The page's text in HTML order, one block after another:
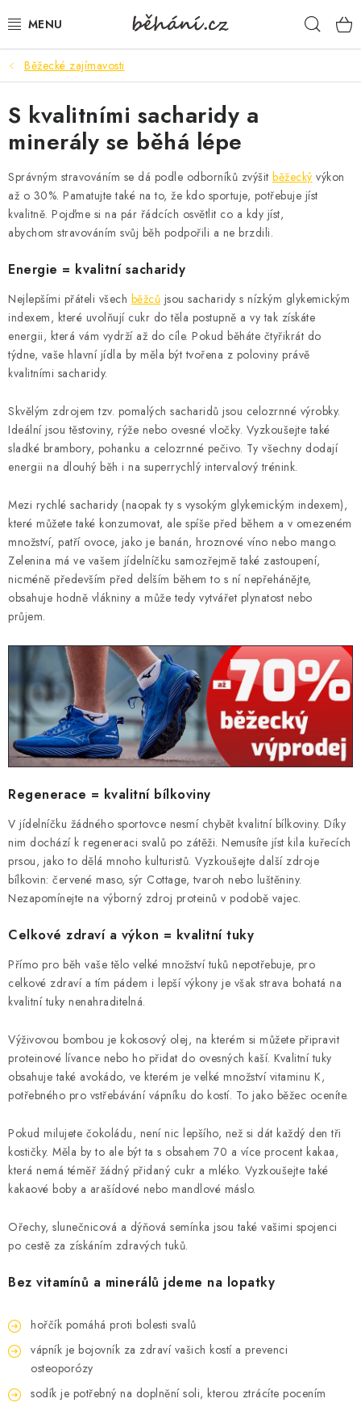
na
BOTY PÁNSKÉ
BOTY DÁMSKÉ
PÁNSKÉ OBLEČENÍ
DÁMSKÉ OBLEČENÍ
DOPLŇKY
DÁRKOVÉ POUKAZY
VELIKOSTNÍ TABULKY
KONTAKT
BOTY DĚTSKÉ
OBLEČENÍ
SPORTY
MEGA SLEVY
NOVINKY
NOVINKY MIZUNO
NOVINKY INOV-8
OBLÍBENÉ DROBNOSTI
Ceník dopravy
Moje objednávka
Jak vyměnit nebo vrátit zboží
Jak reklamovat
Obchodní podmínky
Velikostní tabulky
Ochrana osobních údajů
Zásady používání souborů cookies
Kontakt
Běžecké zajímavosti
S kvalitními sacharidy a
minerály se běhá lépe
Správným stravováním se dá podle odborníků zvýšit běžecký výkon
až o 30%. Pamatujte také na to, že kdo sportuje, potřebuje jíst
kvalitně. Pojďme si na pár řádcích osvětlit co a kdy jíst,
abychom stravováním svůj běh podpořili a ne brzdili.
Energie = kvalitní sacharidy
Nejlepšími přáteli všech běžců jsou sacharidy s nízkým glykemickým
indexem, které uvolňují cukr do těla postupně a vy tak získáte
energii, která vám vydrží až do cíle. Pokud běháte čtyřikrát do
týdne, vaše hlavní jídla by měla být tvořena z poloviny právě
kvalitními sacharidy.
Skvělým zdrojem tzv. pomalých sacharidů jsou celozrnné výrobky.
Ideální jsou těstoviny, rýže nebo ovesné vločky. Vyzkoušejte také
sladké brambory, pohanku a celozrnné pečivo. Ty všechny dodají
energii na dlouhý běh i na superrychlý intervalový trénink.
Mezi rychlé sacharidy (naopak ty s vysokým glykemickým indexem),
které můžete také konzumovat, ale spíše před během a v omezeném
množství, patří ovoce, jako je banán, hroznové víno nebo mango.
Zelenina má ve vašem jídelníčku samozřejmě také zastoupení,
nicméně především před delším během to s ní nepřehánějte,
obsahuje hodně vlákniny a může tedy vytvářet plynatost nebo
průjem.
Regenerace = kvalitní bílkoviny
V jídelníčku žádného sportovce nesmí chybět kvalitní bílkoviny. Díky
nim dochází k regeneraci svalů po zátěži. Nemusíte jíst kila kuřecích
prsou, jako to dělá mnoho kulturistů. Vyzkoušejte další zdroje
bílkovin: červené maso, sýr Cottage, tvaroh nebo luštěniny.
Nezapomínejte na výborný zdroj proteinů v podobě vajec.
Celkové zdraví a výkon = kvalitní tuky
Přímo pro běh vaše tělo velké množství tuků nepotřebuje, pro
celkové zdraví a tím pádem i lepší výkony je však strava bohatá na
kvalitní tuky nenahraditelná.
Výživovou bombou je kokosový olej, na kterém si můžete připravit
proteinové lívance nebo ho přidat do ovesných kaší. Kvalitní tuky
obsahuje také avokádo, ve kterém je velké množství vitaminu K,
potřebného pro vstřebávání vápníku do kostí. To jako běžec oceníte.
Pokud milujete čokoládu, není nic lepšího, než si dát každý den tři
kostičky. Měla by to ale být ta s obsahem 70 a více procent kakaa,
která nemá téměř žádný přidaný cukr a mléko. Vyzkoušejte také
kakaové boby a arašídové nebo mandlové máslo.
Ořechy, slunečnicová a dýňová semínka jsou také vašimi spojenci
po cestě za získáním zdravých tuků.
Bez vitamínů a minerálů jdeme na lopatky
hořčík pomáhá proti bolesti svalů
vápník je bojovník za zdraví vašich kostí a prevenci
osteoporózy
sodík je potřebný na doplnění soli, kterou ztrácíte pocením